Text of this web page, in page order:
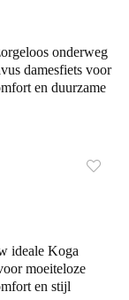
onderweg
damesfiets voor
en duurzame
ideale Koga
moeiteloze
en stijl